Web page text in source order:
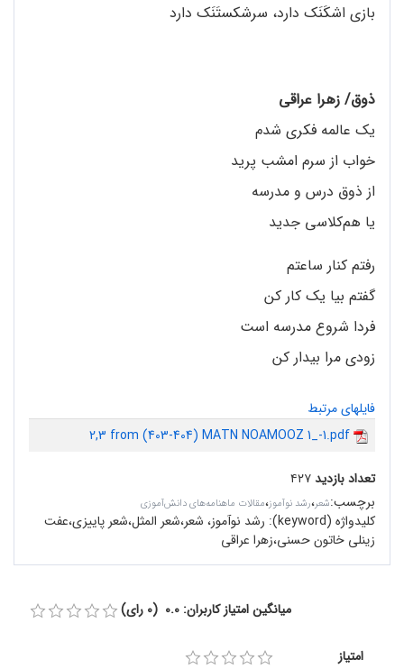
بازی اشکَنَک دارد، سرشکستَنَک دارد
ذوق/ زهرا عراقی
یک عالمه فکری شدم
خواب از سرم امشب پرید
از ذوق درس و مدرسه
یا هم‌کلاسی جدید
رفتم کنار ساعتم
گفتم بیا یک کار کن
فردا شروع مدرسه است
زودی مرا بیدار کن
فایلهای مرتبط
2,3 from (403-404) MATN NOAMOOZ 1_-1.pdf
تعداد بازدید۴۲۷
برچسب:شعر،رشد نوآموز،مقالات ماهنامه‌های دانش‌آموزی
کلیدواژه (keyword):
رشد نوآموز، شعر،شعر المثل،شعر پاییزی،عفت
زینلی خاتون حسنی،زهرا عراقی
میانگین امتیاز کاربران: 0.0 (0 رای)
امتیاز